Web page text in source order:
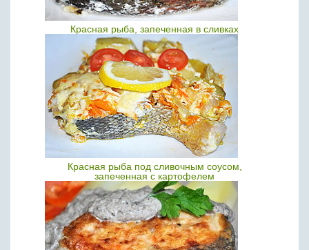
Красная рыба, запеченная в сливках
Красная рыба под сливочным соусом,
запеченная с картофелем